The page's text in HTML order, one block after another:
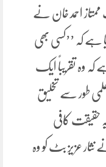
احمد خان نے
ہے کہ ’’کسی بھی
وہ تقریباً ایک
طور سے تخلیق
حقیقت کافی
عزیز بٹ کو وہ